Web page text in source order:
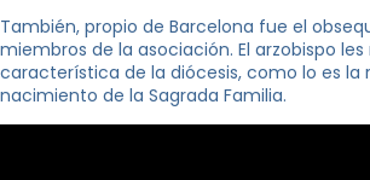
También, propio de Barcelona fue el
miembros de la asociación. El arzobispo
característica de la diócesis, como lo es la
nacimiento de la Sagrada Familia.